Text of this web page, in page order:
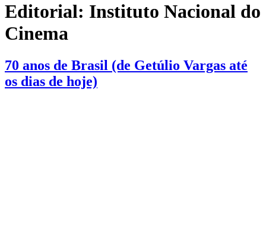
Editorial: Instituto Nacional do
Cinema
70 anos de Brasil (de Getúlio Vargas até
os dias de hoje)